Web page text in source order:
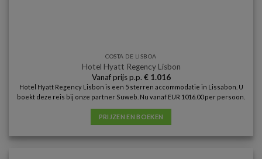
COSTA DE LISBOA
Hotel Hyatt Regency Lisbon
Vanaf prijs p.p. €1.016
Hotel Hyatt Regency Lisbon is een 5 sterren accommodatie in Lissabon. U
boekt deze reis bij onze partner Suweb. Nu vanaf EUR 1016.00 per persoon.
PRIJZEN EN BOEKEN